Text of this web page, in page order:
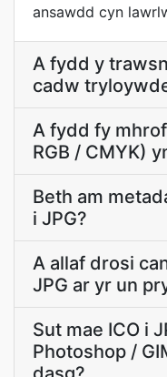
ansawdd cyn
A fydd y
cadw
A fydd fy
RGB / CMYK)
Beth am
i JPG?
A allaf drosi
JPG ar yr un
Sut mae ICO i
Photoshop /